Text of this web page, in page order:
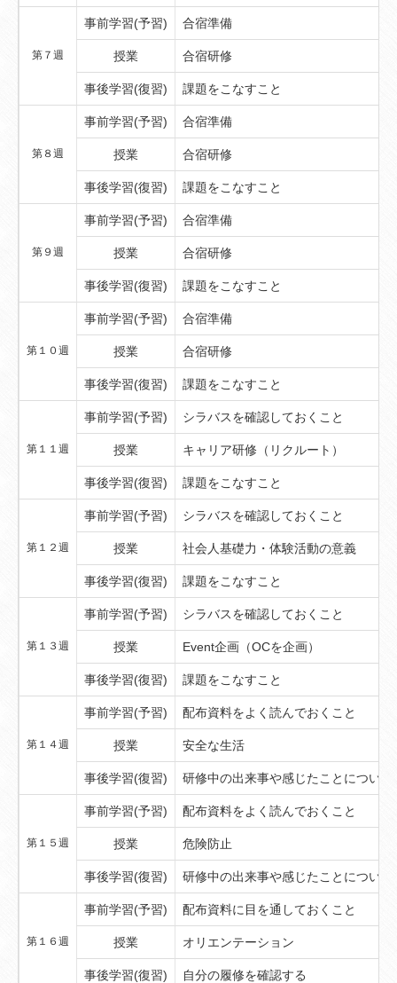
第７週
事前学習(予習) 合宿準備
授業 合宿研修
事後学習(復習) 課題をこなすこと
第８週
事前学習(予習) 合宿準備
授業 合宿研修
事後学習(復習) 課題をこなすこと
第９週
事前学習(予習) 合宿準備
授業 合宿研修
事後学習(復習) 課題をこなすこと
第１０週
事前学習(予習) 合宿準備
授業 合宿研修
事後学習(復習) 課題をこなすこと
第１１週
事前学習(予習) シラバスを確認しておくこと
授業 キャリア研修（リクルート）
事後学習(復習) 課題をこなすこと
第１２週
事前学習(予習) シラバスを確認しておくこと
授業 社会人基礎力・体験活動の意義
事後学習(復習) 課題をこなすこと
第１３週
事前学習(予習) シラバスを確認しておくこと
授業 Event企画（OCを企画）
事後学習(復習) 課題をこなすこと
第１４週
事前学習(予習) 配布資料をよく読んでおくこと
授業 安全な生活
事後学習(復習) 研修中の出来事や感じたことについ
第１５週
事前学習(予習) 配布資料をよく読んでおくこと
授業 危険防止
事後学習(復習) 研修中の出来事や感じたことについ
第１６週
事前学習(予習) 配布資料に目を通しておくこと
授業 オリエンテーション
事後学習(復習) 自分の履修を確認する